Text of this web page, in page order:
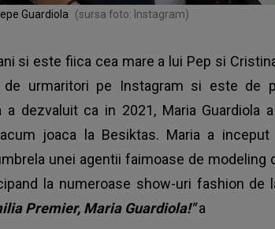
Guardiola (sursa foto: Instagram)
si este fiica cea mare a lui Pep si
urmaritori pe Instagram si este de
a dezvaluit ca in 2021, Maria Guardiola
joaca la Besiktas. Maria a
unei agentii faimoase de modeling
la numeroase show-uri fashion de
Premier, Maria Guardiola!"a